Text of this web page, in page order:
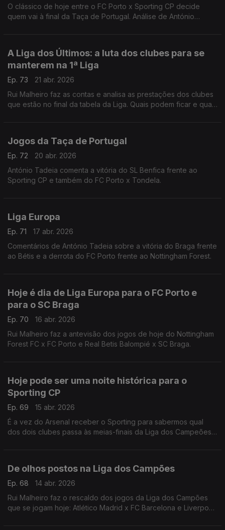
O clássico de hoje entre o FC Porto x Sporting CP decide
quem vai à final da Taça de Portugal. Análise de António
A Liga dos Últimos: a luta dos clubes para se
manterem na 1ª Liga
Ep. 73
21 abr. 2026
Rui Malheiro faz as contas e analisa as prestações dos clubes
que estão no final da tabela da Liga. Quais podem ficar e quais
Jogos da Taça de Portugal
Ep. 72
20 abr. 2026
António Tadeia comenta a vitória do SL Benfica frente ao
Sporting CP e também do FC Porto x Tondela.
Liga Europa
Ep. 71
17 abr. 2026
Comentários de António Tadeia sobre a vitória do Braga frente
ao Bétis e a derrota do FC Porto frente ao Nottingham Forest.
Hoje é dia de Liga Europa para o FC Porto e
para o SC Braga
Ep. 70
16 abr. 2026
Rui Malheiro faz a antevisão dos jogos de hoje do Nottingham
Forest FC x FC Porto e Real Betis Balompié x SC Braga.
Hoje pode ser uma noite histórica para o
Sporting CP
Ep. 69
15 abr. 2026
É a vez do Arsenal receber o Sporting para sabermos qual
dos dois clubes passa às meias-finais da Liga dos Campeões.
De olhos postos na Liga dos Campões
Ep. 68
14 abr. 2026
Rui Malheiro faz o rescaldo dos jogos da Liga dos Campões
que se jogam hoje: Atlético Madrid x FC Barcelona e Liverpool